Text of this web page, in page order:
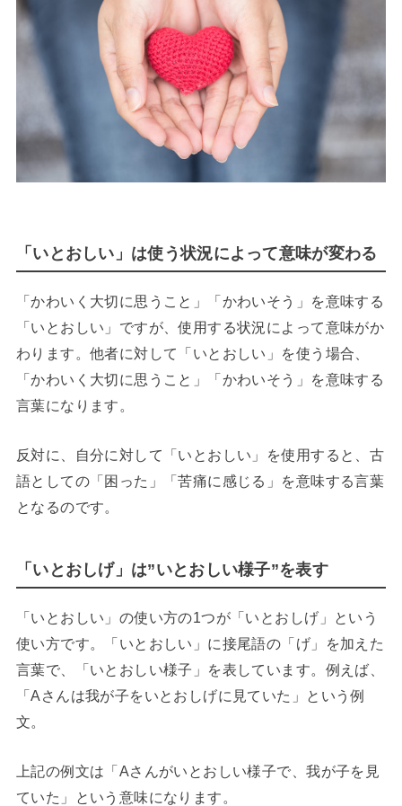
「いとおしい」は使う状況によって意味が変わる
「かわいく大切に思うこと」「かわいそう」を意味する
「いとおしい」ですが、使用する状況によって意味がか
わります。他者に対して「いとおしい」を使う場合、
「かわいく大切に思うこと」「かわいそう」を意味する
言葉になります。
反対に、自分に対して「いとおしい」を使用すると、古
語としての「困った」「苦痛に感じる」を意味する言葉
となるのです。
「いとおしげ」は”いとおしい様子”を表す
「いとおしい」の使い方の1つが「いとおしげ」という
使い方です。「いとおしい」に接尾語の「げ」を加えた
言葉で、「いとおしい様子」を表しています。例えば、
「Aさんは我が子をいとおしげに見ていた」という例
文。
上記の例文は「Aさんがいとおしい様子で、我が子を見
ていた」という意味になります。